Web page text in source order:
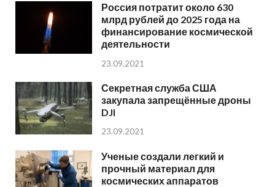
Россия потратит около 630
млрд рублей до 2025 года на
финансирование космической
деятельности
23.09.2021
Секретная служба США
закупала запрещённые дроны
DJI
23.09.2021
Ученые создали легкий и
прочный материал для
космических аппаратов